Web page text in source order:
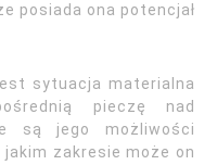
posiada ona potencjał
sytuacja materialna
pieczę nad
są jego możliwości
zakresie może on